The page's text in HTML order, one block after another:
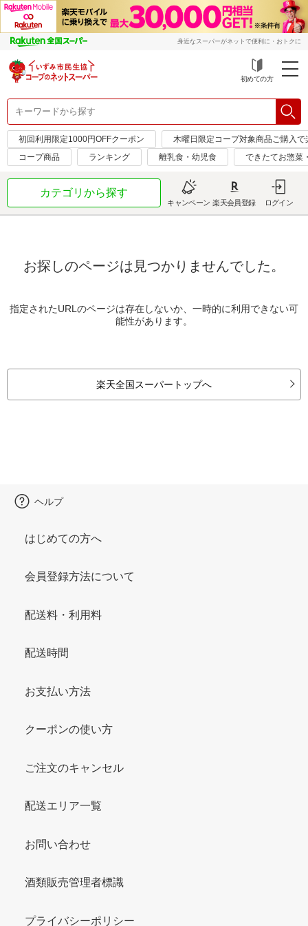
身近なスーパーがネットで便利に・おトクに
初めての方
初回利用限定1000円OFFクーポン
木曜日限定コープ対象商品ご購入
コープ商品
ランキング 離乳食・幼児食 できたてお惣菜
カテゴリから探す
キャンペーン 楽天会員登録 ログイン
お探しのページは見つかりませんでした。
指定されたURLのページは存在しないか、一時的に利用できない可
能性があります。
楽天全国スーパートップへ
ヘルプ
はじめての方へ
会員登録方法について
配送料・利用料
配送時間
お支払い方法
クーポンの使い方
ご注文のキャンセル
配送エリア一覧
お問い合わせ
酒類販売管理者標識
プライバシーポリシー